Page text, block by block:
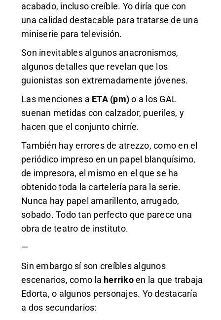
acabado, incluso creíble. Yo diría que con
una calidad destacable para tratarse de una
miniserie para televisión.
Son inevitables algunos anacronismos,
algunos detalles que revelan que los
guionistas son extremadamente jóvenes.
Las menciones a ETA (pm)o a los GAL
suenan metidas con calzador, pueriles, y
hacen que el conjunto chirríe.
También hay errores de atrezzo, como en el
periódico impreso en un papel blanquísimo,
de impresora, el mismo en el que se ha
obtenido toda la cartelería para la serie.
Nunca hay papel amarillento, arrugado,
sobado. Todo tan perfecto que parece una
obra de teatro de instituto.
—
Sin embargo sí son creíbles algunos
escenarios, como la herrikoen la que trabaja
Edorta, o algunos personajes. Yo destacaría
a dos secundarios: